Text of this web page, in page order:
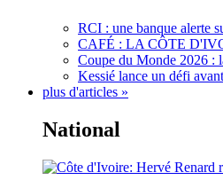
RCI : une banque alerte
CAFÉ : LA CÔTE
Coupe du Monde 2026 :
Kessié lance un défi
plus d'articles »
National